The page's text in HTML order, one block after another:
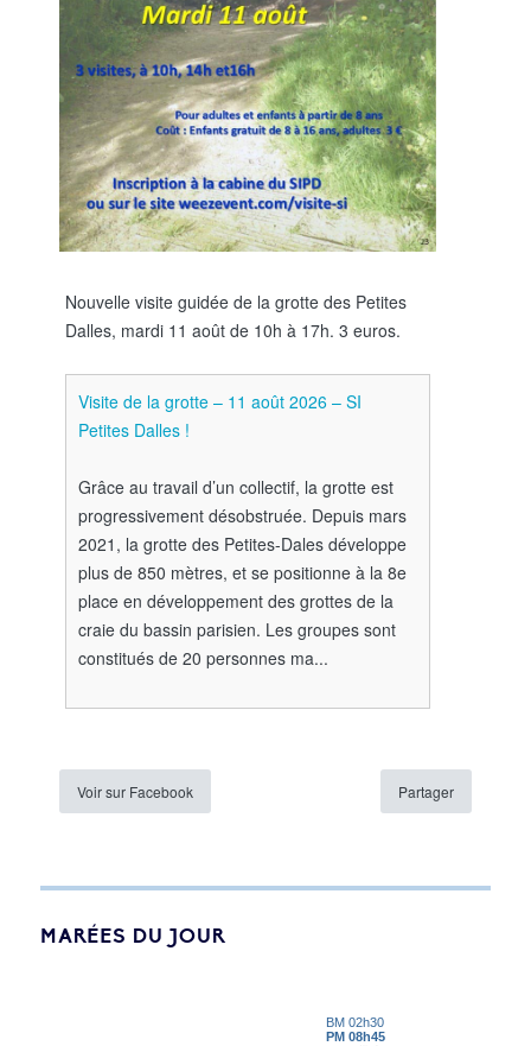
Nouvelle visite guidée de la grotte des Petites
Dalles, mardi 11 août de 10h à 17h. 3 euros.
Visite de la grotte – 11 août 2026 – SI
Petites Dalles !
Grâce au travail d’un collectif, la grotte est
progressivement désobstruée. Depuis mars
2021, la grotte des Petites-Dales développe
plus de 850 mètres, et se positionne à la 8e
place en développement des grottes de la
craie du bassin parisien. Les groupes sont
constitués de 20 personnes ma...
Voir sur Facebook Partager
MARÉES DU JOUR